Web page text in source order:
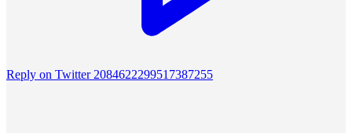
Reply on Twitter 2084622299517387255